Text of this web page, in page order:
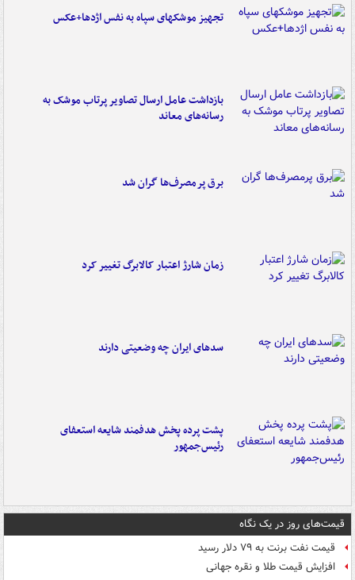
تجهیز موشکهای سپاه به نفس اژدها+عکس
بازداشت عامل ارسال تصاویر پرتاب موشک به
رسانه‌های معاند
برق پرمصرف‌ها گران شد
زمان شارژ اعتبار کالابرگ تغییر کرد
سدهای ایران چه وضعیتی دارند
پشت پرده پخش هدفمند شایعه استعفای
رئیس‌جمهور
قیمت‌های روز در یک نگاه
قیمت نفت برنت به ۷۹ دلار رسید
افزایش قیمت طلا و نقره جهانی